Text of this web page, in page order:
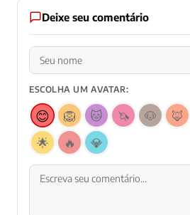
Deixe seu comentário
ESCOLHA UM AVATAR:
😊 🦁 🐱 🦄 🐶 🦊
🌟
🔥 💎